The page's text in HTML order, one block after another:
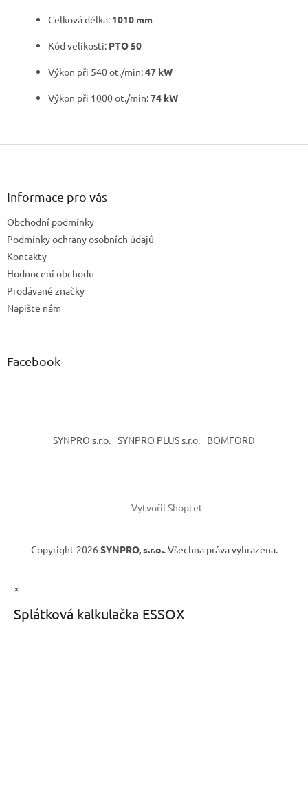
Celková délka: 1010 mm
Kód velikosti: PTO 50
Výkon při 540 ot./min:47 kW
Výkon při 1000 ot./min:74 kW
Z
Informace pro vás
Obchodní podmínky
Podmínky ochrany osobních údajů
Kontakty
Hodnocení obchodu
Prodávané značky
Napište nám
Facebook
SYNPRO s.r.o. SYNPRO PLUS s.r.o. BOMFORD
Vytvořil Shoptet
Copyright 2026 SYNPRO, s.r.o.. Všechna práva vyhrazena.
×
Splátková kalkulačka ESSOX